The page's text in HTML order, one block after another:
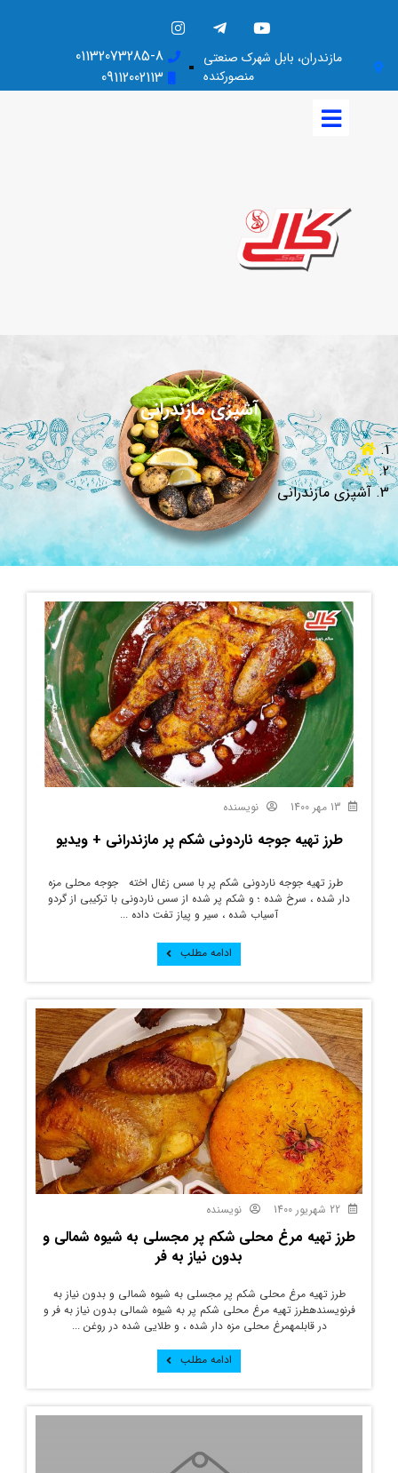
مازندران، بابل شهرک صنعتی
منصورکنده
01132073285-8
09112002113
آشپزی مازندرانی
بلاگ
آشپزی مازندرانی
نویسنده
طرز تهیه جوجه ناردونی شکم پر مازندرانی + ویدیو
طرز تهیه جوجه ناردونی شکم پر با سس زغال اخته جوجه محلی مزه
دار شده ، سرخ شده ؛ و شکم پر شده از سس ناردونی با ترکیبی از گردو
آسیاب شده ، سیر و پیاز تفت داده ...
ادامه مطلب
نویسنده
طرز تهیه مرغ محلی شکم پر مجسلی به شیوه شمالی و
بدون نیاز به فر
طرز تهیه مرغ محلی شکم پر مجسلی به شیوه شمالی و بدون نیاز به
فرنویسندهطرز تهیه مرغ محلی شکم پر به شیوه شمالی بدون نیاز به فر و
در قابلمهمرغ محلی مزه دار شده ، و طلایی شده در روغن ...
ادامه مطلب